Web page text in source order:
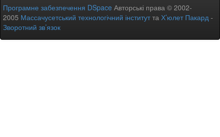
Програмне забезпечення DSpace Авторські права © 2002-
2005 Массачусетський технологічний інститутта Х’юлет Пакард -
Зворотний зв’язок